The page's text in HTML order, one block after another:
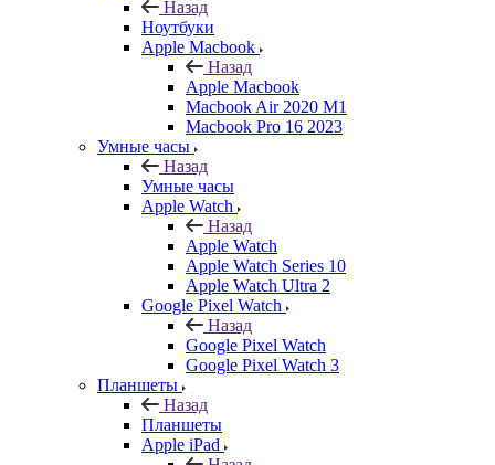
Назад
Ноутбуки
Apple Macbook
Назад
Apple Macbook
Macbook Air 2020 M1
Macbook Pro 16 2023
Умные часы
Назад
Умные часы
Apple Watch
Назад
Apple Watch
Apple Watch Series 10
Apple Watch Ultra 2
Google Pixel Watch
Назад
Google Pixel Watch
Google Pixel Watch 3
Планшеты
Назад
Планшеты
Apple iPad